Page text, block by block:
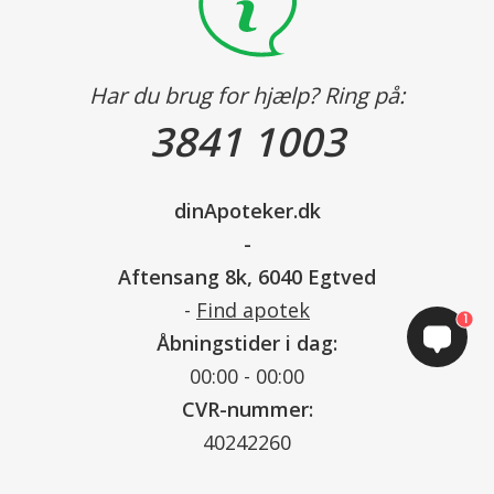
Har du brug for hjælp? Ring på:
3841 1003
dinApoteker.dk
-
Aftensang 8k, 6040 Egtved
- Find apotek
Åbningstider i dag:
00:00 - 00:00
CVR-nummer:
40242260
1